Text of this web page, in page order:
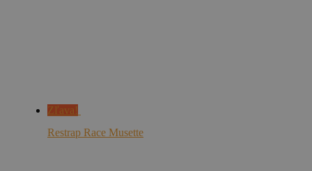
Zľava!
Restrap Race Musette